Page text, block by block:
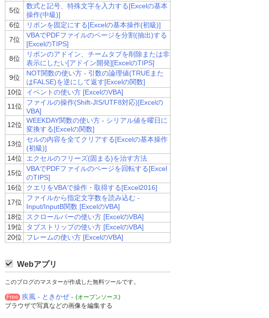
5位
数式と記号、特殊文字を入力する[Excelの基本
操作(中級)]
6位
リボンを固定にする[Excelの基本操作(初級)]
7位
VBAでPDFファイルのページを分割(抽出)する
[ExcelのTIPS]
8位
リボンのアドイン、チームタブを削除または非
表示にしたい[アドイン開発][ExcelのTIPS]
9位
NOT関数の使い方 - 引数の論理値(TRUEまた
はFALSE)を逆にして返す[Excelの関数]
10位
イベントの使い方 [ExcelのVBA]
11位
ファイルの操作(Shift-JIS/UTF8対応)[Excelの
VBA]
12位
WEEKDAY関数の使い方 - シリアル値を曜日に
変換する[Excelの関数]
13位
セルの内容を全てクリアする[Excelの基本操作
(初級)]
14位
エクセルのフリーズ(固まる)を治す方法
15位
VBAでPDFファイルのページを回転する[Excel
のTIPS]
16位
クエリをVBAで操作・取得する[Excel2016]
17位
ファイルから指定文字数を読み込む -
Input/InputB関数 [ExcelのVBA]
18位
スクロールバーの使い方 [ExcelのVBA]
19位
タブストリップの使い方 [ExcelのVBA]
20位
フレームの使い方 [ExcelのVBA]
Webアプリ
このブログのマスターが作成した無料ツールです。
Free 疾風 - ときかぜ - (オープンソース)
ブラウザで写真などの画像を編集する